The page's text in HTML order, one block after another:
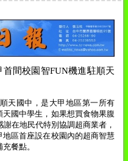
首間校園智FUN機進駐順天
天國中，是大甲地區第一所有
國中學生，如果想買食物果腹
在地民代特別協調超商業者，
地區首座設在校園內的超商智慧
餐點。